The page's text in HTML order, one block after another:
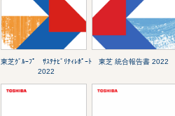
東芝ｸﾞﾙｰﾌﾟ ｻｽﾃﾅﾋﾞﾘﾃｨﾚﾎﾟｰﾄ
2022
東芝 統合報告書 2022